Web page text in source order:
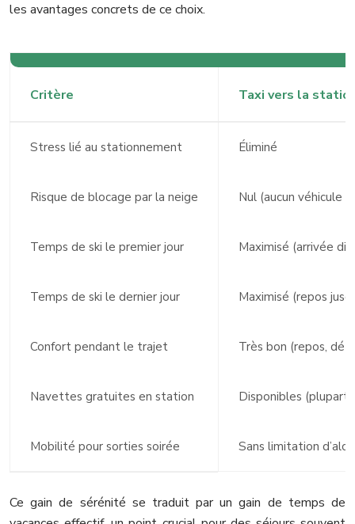
les avantages concrets de ce choix.
Critère Taxi vers la
Stress lié au stationnement Éliminé
Risque de blocage par la neige Nul (aucun véhicule
Temps de ski le premier jour Maximisé (arrivée
Temps de ski le dernier jour Maximisé (repos
Confort pendant le trajet Très bon (repos,
Navettes gratuites en station Disponibles (plupart
Mobilité pour sorties soirée Sans limitation
Ce gain de sérénité se traduit par un gain de temps de